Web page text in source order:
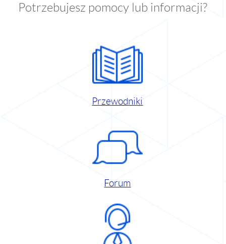
Potrzebujesz pomocy lub informacji?
Przewodniki
Forum